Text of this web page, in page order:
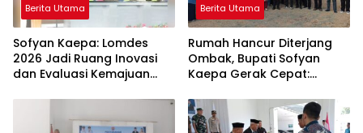
Berita Utama
Sofyan Kaepa: Lomdes
2026 Jadi Ruang Inovasi
dan Evaluasi Kemajuan
Berita Utama
Rumah Hancur Diterjang
Ombak, Bupati Sofyan
Kaepa Gerak Cepat:
Diserahkan!